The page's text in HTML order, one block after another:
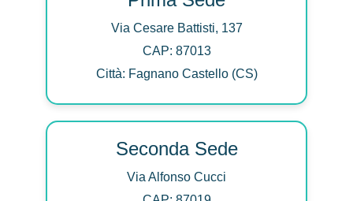
Via Cesare Battisti, 137
CAP: 87013
Città: Fagnano Castello (CS)
Seconda Sede
Via Alfonso Cucci